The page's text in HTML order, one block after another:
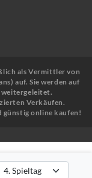
als Vermittler von
auf. Sie werden auf
weitergeleitet.
Verkäufen.
günstig online kaufen!